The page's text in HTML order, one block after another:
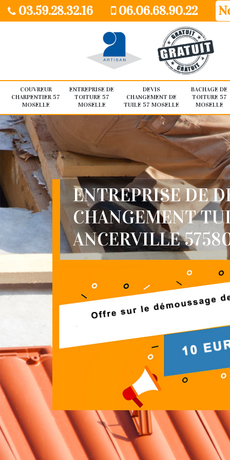
03.59.28.32.16 06.06.68.90.22
COUVREUR
CHARPENTIER 57
MOSELLE
ENTREPRISE DE
TOITURE 57
MOSELLE
DEVIS
CHANGEMENT DE
TUILE 57 MOSELLE
BACHAGE DE
TOITURE 57
MOSELLE
ENTREPRISE DE
CHANGEMENT
ANCERVILLE